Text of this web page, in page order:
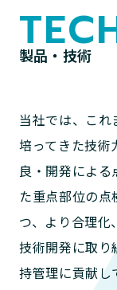
製品・技術
当社では、こ
培ってきた技術
良・開発によ
た重点部位の
つ、より合理
技術開発に取り
持管理に貢献し